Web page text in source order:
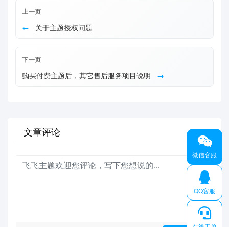
上一页
关于主题授权问题
下一页
购买付费主题后，其它售后服务项目说明
文章评论
微信客服
QQ客服